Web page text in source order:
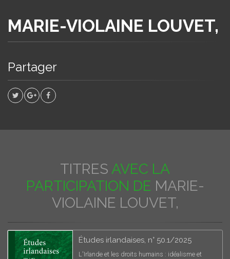
MARIE-VIOLAINE LOUVET,
Partager
TITRES AVEC LA
PARTICIPATION DE MARIE-
VIOLAINE LOUVET,
Études irlandaises, n° 50.1/2025
L'Irlande et les droits humains : idéalisme et